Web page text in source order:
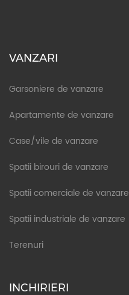
VANZARI
Garsoniere de vanzare
Apartamente de vanzare
Case/vile de vanzare
Spatii birouri de vanzare
Spatii comerciale de vanzare
Spatii industriale de vanzare
Terenuri
INCHIRIERI